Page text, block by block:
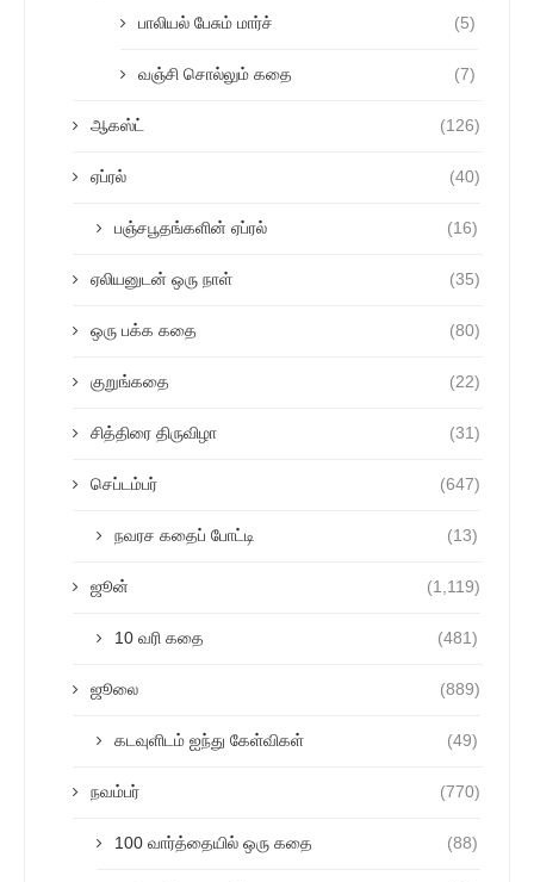
பாலியல் பேசும் மார்ச் (5)
வஞ்சி சொல்லும் கதை (7)
ஆகஸ்ட் (126)
ஏப்ரல் (40)
பஞ்சபூதங்களின் ஏப்ரல் (16)
ஏலியனுடன் ஒரு நாள் (35)
ஒரு பக்க கதை (80)
குறுங்கதை (22)
சித்திரை திருவிழா (31)
செப்டம்பர் (647)
நவரச கதைப் போட்டி (13)
ஜூன் (1,119)
10 வரி கதை (481)
ஜூலை (889)
கடவுளிடம் ஐந்து கேள்விகள் (49)
நவம்பர் (770)
100 வார்த்தையில் ஒரு கதை (88)